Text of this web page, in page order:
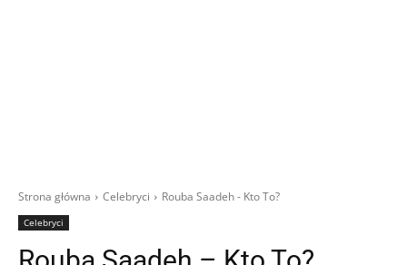
Strona główna Celebryci Rouba Saadeh - Kto To?
Celebryci